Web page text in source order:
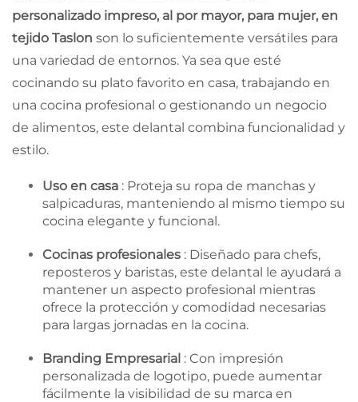
personalizado impreso, al por mayor, para mujer, en
tejido Taslon son lo suficientemente versátiles para
una variedad de entornos. Ya sea que esté
cocinando su plato favorito en casa, trabajando en
una cocina profesional o gestionando un negocio
de alimentos, este delantal combina funcionalidad y
estilo.
Uso en casa : Proteja su ropa de manchas y
salpicaduras, manteniendo al mismo tiempo su
cocina elegante y funcional.
Cocinas profesionales : Diseñado para chefs,
reposteros y baristas, este delantal le ayudará a
mantener un aspecto profesional mientras
ofrece la protección y comodidad necesarias
para largas jornadas en la cocina.
Branding Empresarial : Con impresión
personalizada de logotipo, puede aumentar
fácilmente la visibilidad de su marca en